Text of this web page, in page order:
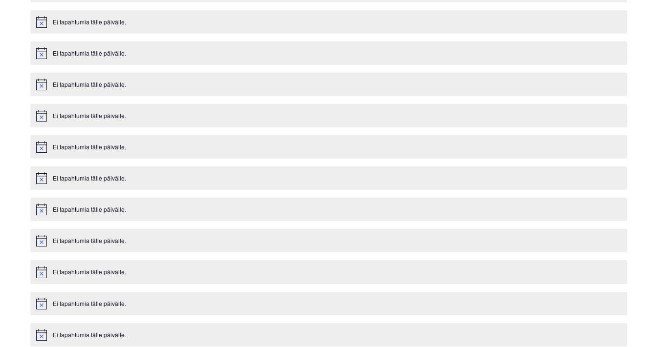
Notice Ei tapahtumia tälle päivälle.
Notice Ei tapahtumia tälle päivälle.
Notice Ei tapahtumia tälle päivälle.
Notice Ei tapahtumia tälle päivälle.
Notice Ei tapahtumia tälle päivälle.
Notice Ei tapahtumia tälle päivälle.
Notice Ei tapahtumia tälle päivälle.
Notice Ei tapahtumia tälle päivälle.
Notice Ei tapahtumia tälle päivälle.
Notice Ei tapahtumia tälle päivälle.
Notice Ei tapahtumia tälle päivälle.